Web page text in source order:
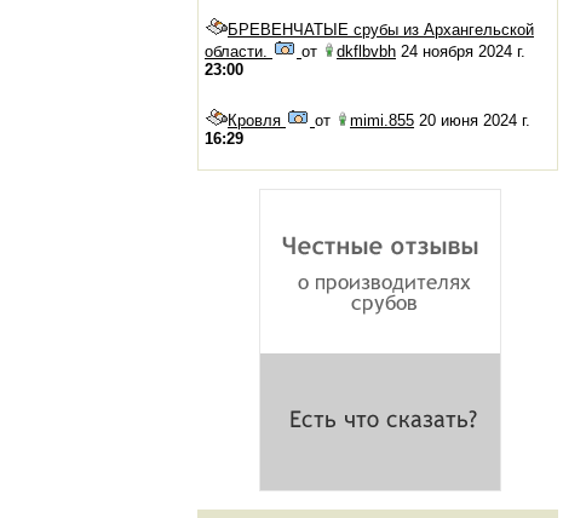
БРЕВЕНЧАТЫЕ срубы из Архангельской
области.
от dkflbvbh 24 ноября 2024 г.
23:00
Кровля от mimi.855 20 июня 2024 г.
16:29